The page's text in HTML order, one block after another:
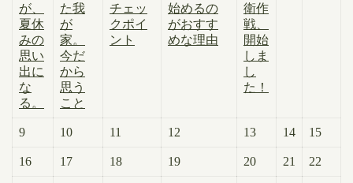
が、
夏休
みの
思い
出に
な
る。
た我
が
家。
今だ
から
思う
こと
チェッ
クポイ
ント
始めるの
がおすす
めな理由
衛作
戦、
開始
しま
し
た！
9 10 11 12 13 14 15
16 17 18 19 20 21 22